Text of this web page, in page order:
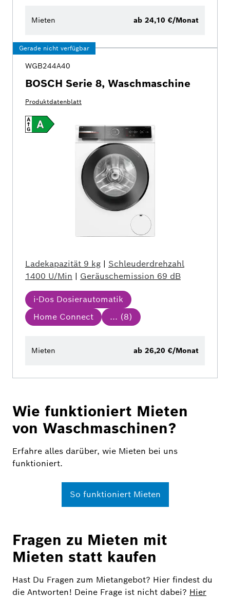
Mieten ab 24,10 €/Monat
Gerade nicht verfügbar
WGB244A40
BOSCH Serie 8, Waschmaschine
Produktdatenblatt
Ladekapazität 9 kg | Schleuderdrehzahl
1400 U/Min | Geräuschemission 69 dB
i-Dos Dosierautomatik
Home Connect
... (8)
Mieten ab 26,20 €/Monat
Wie funktioniert Mieten
von Waschmaschinen?
Erfahre alles darüber, wie Mieten bei uns
funktioniert.
So funktioniert Mieten
Fragen zu Mieten mit
Mieten statt kaufen
Hast Du Fragen zum Mietangebot? Hier findest du
die Antworten! Deine Frage ist nicht dabei? Hier